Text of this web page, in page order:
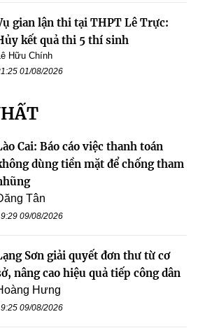
gian lận thi tại THPT Lê Trực:
kết quả thi 5 thí sinh
Hữu Chính
01/08/2026
Cai: Báo cáo việc thanh toán
dùng tiền mặt để chống tham
Tân
09/08/2026
Sơn giải quyết đơn thư từ cơ
nâng cao hiệu quả tiếp công dân
Hưng
09/08/2026